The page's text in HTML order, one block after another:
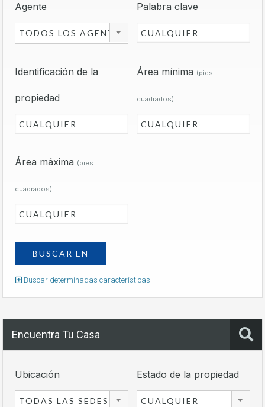
Agente
TODOS LOS AGENTES
Palabra clave
Identificación de la
propiedad
Área mínima (pies
cuadrados)
Área máxima (pies
cuadrados)
Buscar determinadas características
Encuentra Tu Casa
Ubicación
TODAS LAS SEDES
Estado de la propiedad
CUALQUIER